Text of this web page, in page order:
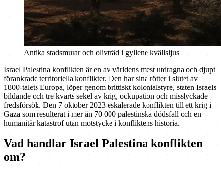
Antika stadsmurar och olivträd i gyllene kvällsljus
Israel Palestina konflikten är en av världens mest utdragna och djupt
förankrade territoriella konflikter. Den har sina rötter i slutet av
1800-talets Europa, löper genom brittiskt kolonialstyre, staten Israels
bildande och tre kvarts sekel av krig, ockupation och misslyckade
fredsförsök. Den 7 oktober 2023 eskalerade konflikten till ett krig i
Gaza som resulterat i mer än 70 000 palestinska dödsfall och en
humanitär katastrof utan motstycke i konfliktens historia.
Vad handlar Israel Palestina konflikten
om?